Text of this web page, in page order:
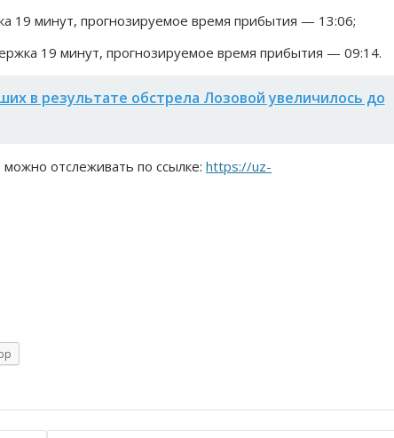
минут, прогнозируемое время прибытия — 13:06;
19 минут, прогнозируемое время прибытия — 09:14.
в результате обстрела Лозовой увеличилось до
отслеживать по ссылке: https://uz-